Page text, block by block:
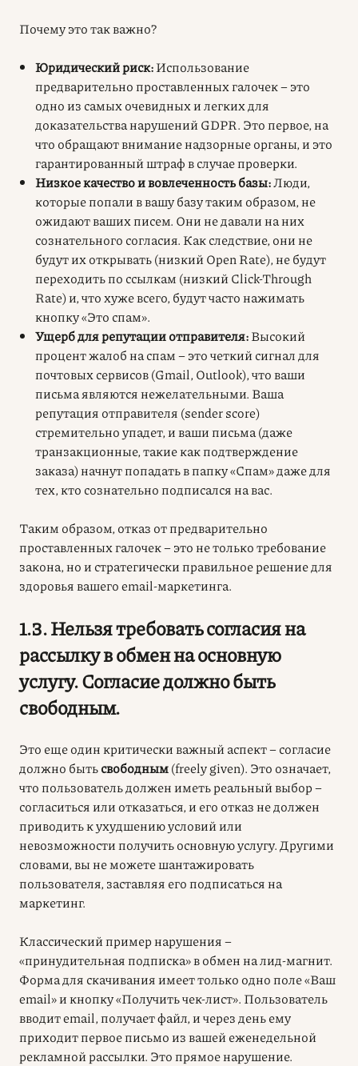
Почему это так важно?
Юридический риск:Использование
предварительно проставленных галочек – это
одно из самых очевидных и легких для
доказательства нарушений GDPR. Это первое, на
что обращают внимание надзорные органы, и это
гарантированный штраф в случае проверки.
Низкое качество и вовлеченность базы:Люди,
которые попали в вашу базу таким образом, не
ожидают ваших писем. Они не давали на них
сознательного согласия. Как следствие, они не
будут их открывать (низкий Open Rate), не будут
переходить по ссылкам (низкий Click-Through
Rate) и, что хуже всего, будут часто нажимать
кнопку «Это спам».
Ущерб для репутации отправителя:Высокий
процент жалоб на спам – это четкий сигнал для
почтовых сервисов (Gmail, Outlook), что ваши
письма являются нежелательными. Ваша
репутация отправителя (sender score)
стремительно упадет, и ваши письма (даже
транзакционные, такие как подтверждение
заказа) начнут попадать в папку «Спам» даже для
тех, кто сознательно подписался на вас.
Таким образом, отказ от предварительно
проставленных галочек – это не только требование
закона, но и стратегически правильное решение для
здоровья вашего email-маркетинга.
1.3. Нельзя требовать согласия на
рассылку в обмен на основную
услугу. Согласие должно быть
свободным.
Это еще один критически важный аспект – согласие
должно бытьсвободным(freely given). Это означает,
что пользователь должен иметь реальный выбор –
согласиться или отказаться, и его отказ не должен
приводить к ухудшению условий или
невозможности получить основную услугу. Другими
словами, вы не можете шантажировать
пользователя, заставляя его подписаться на
маркетинг.
Классический пример нарушения –
«принудительная подписка» в обмен на лид-магнит.
Форма для скачивания имеет только одно поле «Ваш
email» и кнопку «Получить чек-лист». Пользователь
вводит email, получает файл, и через день ему
приходит первое письмо из вашей еженедельной
рекламной рассылки. Это прямое нарушение.